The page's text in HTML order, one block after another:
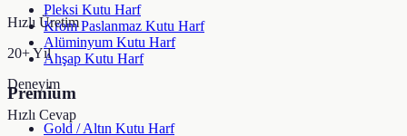
Pleksi Kutu Harf
Krom Paslanmaz Kutu Harf
Alüminyum Kutu Harf
Ahşap Kutu Harf
Premium
Gold / Altın Kutu Harf
Hızlı Üretim
20+ Yıl
Deneyim
Hızlı Cevap